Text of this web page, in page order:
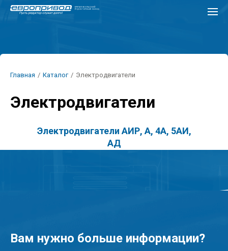
Перейти
Строка
Главная / Каталог / Электродвигатели
Электродвигатели
Электродвигатели АИР, А, 4А, 5АИ,
АД
Вам нужно больше информации?